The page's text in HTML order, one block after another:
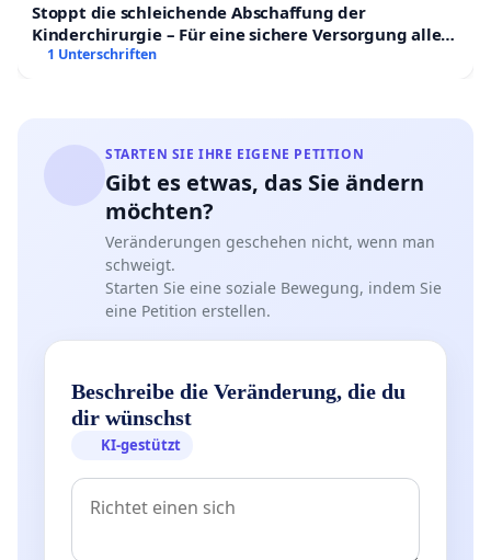
Stoppt die schleichende Abschaffung der
Kinderchirurgie – Für eine sichere Versorgung aller
Kinder in Deutschland
1 Unterschriften
STARTEN SIE IHRE EIGENE PETITION
Gibt es etwas, das Sie ändern
möchten?
Veränderungen geschehen nicht, wenn man
schweigt.
Starten Sie eine soziale Bewegung, indem Sie
eine Petition erstellen.
Beschreibe die Veränderung, die du
dir wünschst
KI-gestützt